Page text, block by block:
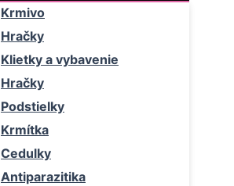
Krmivo
Hračky
Klietky a vybavenie
Hračky
Podstielky
Krmítka
Cedulky
Antiparazitika